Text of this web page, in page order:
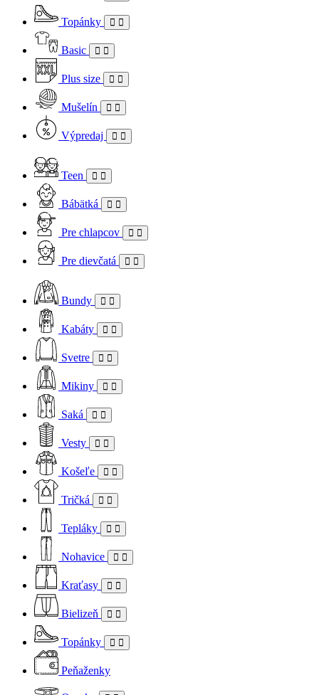
Topánky
Basic
Plus size
Mušelín
Výpredaj
Teen
Bábätká
Pre chlapcov
Pre dievčatá
Bundy
Kabáty
Svetre
Mikiny
Saká
Vesty
Košeľe
Tričká
Tepláky
Nohavice
Kraťasy
Bielizeň
Topánky
Peňaženky